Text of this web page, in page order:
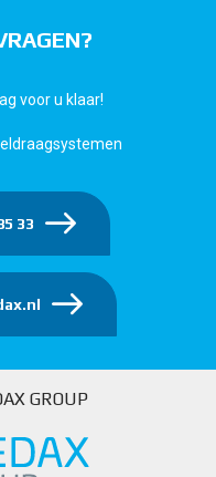
voor u klaar!
33
GROUP